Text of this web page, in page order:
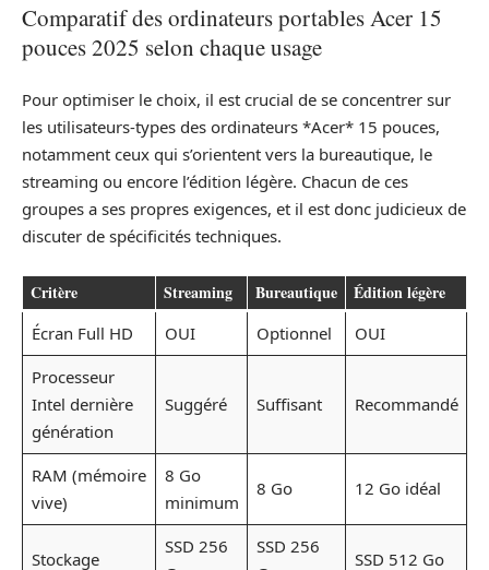
Comparatif des ordinateurs portables Acer 15
pouces 2025 selon chaque usage
Pour optimiser le choix, il est crucial de se concentrer sur
les utilisateurs-types des ordinateurs *Acer* 15 pouces,
notamment ceux qui s’orientent vers la bureautique, le
streaming ou encore l’édition légère. Chacun de ces
groupes a ses propres exigences, et il est donc judicieux de
discuter de spécificités techniques.
Critère Streaming Bureautique Édition légère
Écran Full HD OUI Optionnel
OUI
Processeur
Intel dernière
génération
Suggéré Suffisant Recommandé
RAM (mémoire
vive)
8 Go
minimum
8 Go 12 Go idéal
Stockage
SSD 256
SSD 256
SSD 512 Go